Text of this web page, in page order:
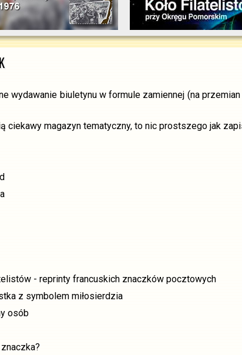
wydawanie biuletynu w formule zamiennej (na
magazyn tematyczny, to nic prostszego jak
- reprinty francuskich znaczków pocztowych
z symbolem miłosierdzia
osób